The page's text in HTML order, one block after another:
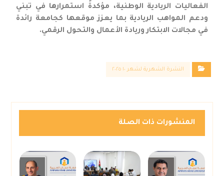
الفعاليات الريادية الوطنية، مؤكدةً استمرارها في تبني
ودعم المواهب الريادية بما يعزز موقعها كجامعة رائدة
في مجالات الابتكار وريادة الأعمال والتحول الرقمي.
النشرة الشهرية لشهر ١٠ ٢٠٢٥
المنشورات ذات الصلة